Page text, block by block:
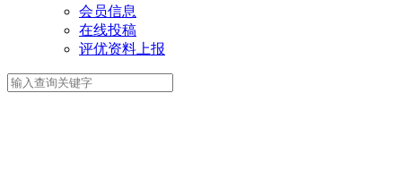
会员信息
在线投稿
评优资料上报